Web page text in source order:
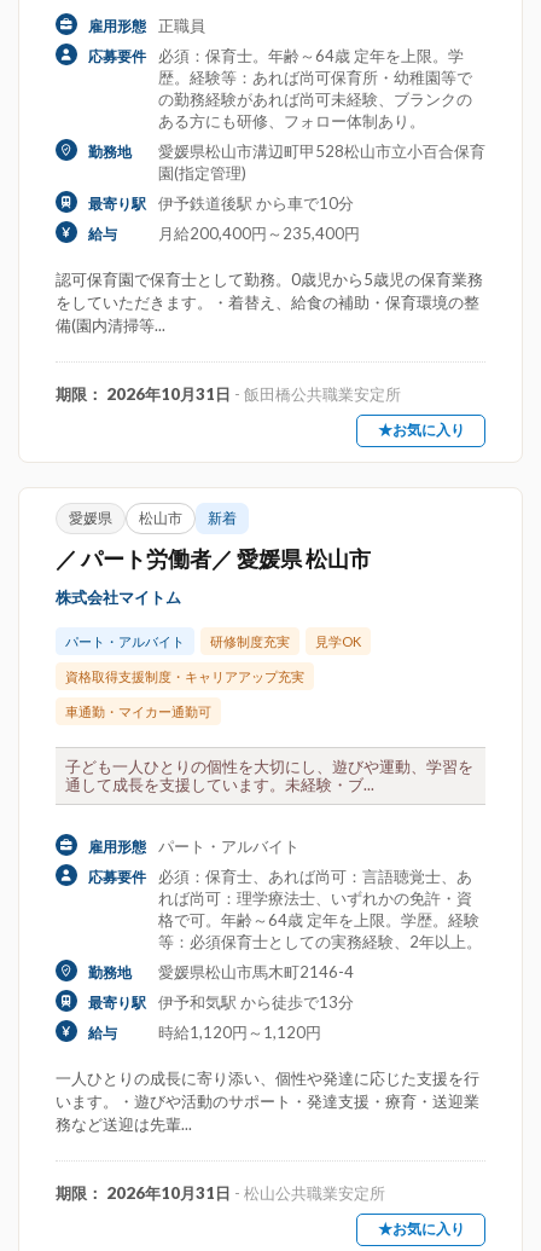
雇用形態 正職員
応募要件
必須：保育士。年齢～64歳 定年を上限。学
歴。経験等：あれば尚可保育所・幼稚園等で
の勤務経験があれば尚可未経験、ブランクの
ある方にも研修、フォロー体制あり。
勤務地
愛媛県松山市溝辺町甲528松山市立小百合保育
園(指定管理)
最寄り駅 伊予鉄道後駅 から車で10分
給与 月給200,400円～235,400円
認可保育園で保育士として勤務。0歳児から5歳児の保育業務
をしていただきます。・着替え、給食の補助・保育環境の整
備(園内清掃等...
期限： 2026年10月31日 - 飯田橋公共職業安定所
★お気に入り
愛媛県 松山市 新着
／ パート労働者／ 愛媛県 松山市
株式会社マイトム
パート・アルバイト 研修制度充実 見学OK
資格取得支援制度・キャリアアップ充実
車通勤・マイカー通勤可
子ども一人ひとりの個性を大切にし、遊びや運動、学習を
通して成長を支援しています。未経験・ブ...
雇用形態 パート・アルバイト
応募要件
必須：保育士、あれば尚可：言語聴覚士、あ
れば尚可：理学療法士、いずれかの免許・資
格で可。年齢～64歳 定年を上限。学歴。経験
等：必須保育士としての実務経験、2年以上。
勤務地 愛媛県松山市馬木町2146-4
最寄り駅 伊予和気駅 から徒歩で13分
給与 時給1,120円～1,120円
一人ひとりの成長に寄り添い、個性や発達に応じた支援を行
います。・遊びや活動のサポート・発達支援・療育・送迎業
務など送迎は先輩...
期限： 2026年10月31日 - 松山公共職業安定所
★お気に入り